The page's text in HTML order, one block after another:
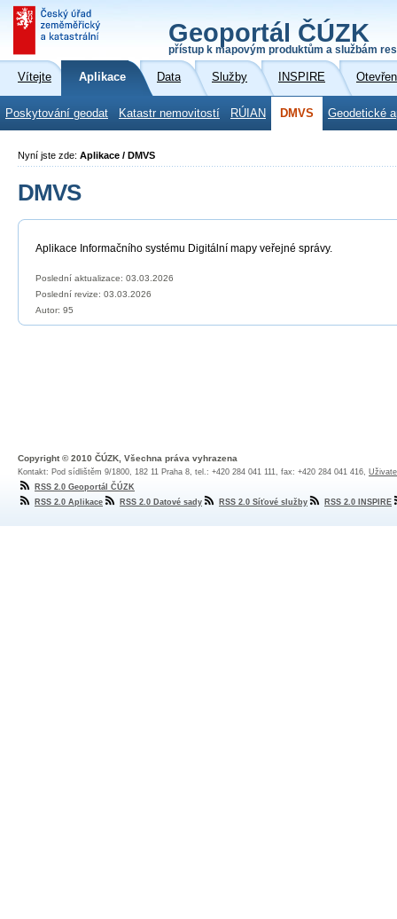
Geoportál ČÚZK
přístup k mapovým produktům a službám
Vítejte Aplikace Data Služby INSPIRE
Poskytování geodat Katastr nemovitostí RÚIAN DMVS Geodetické
Nyní jste zde: Aplikace / DMVS
DMVS
Aplikace Informačního systému Digitální mapy veřejné správy.
Poslední aktualizace: 03.03.2026
Poslední revize: 03.03.2026
Autor: 95
Copyright © 2010 ČÚZK, Všechna práva vyhrazena
Kontakt: Pod sídlištěm 9/1800, 182 11 Praha 8, tel.: +420 284 041 111, fax: +420 284 041 416,
RSS 2.0 Geoportál ČÚZK
RSS 2.0 Aplikace
RSS 2.0 Datové sady RSS 2.0 Síťové služby RSS 2.0 INSPIRE